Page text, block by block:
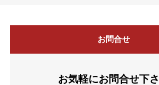
お問合せ
お気軽にお問合せ下